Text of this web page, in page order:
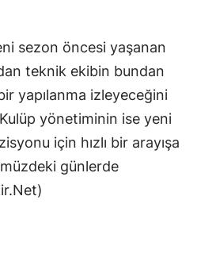
sezon öncesi yaşanan
teknik ekibin bundan
yapılanma izleyeceğini
yönetiminin ise yeni
için hızlı bir arayışa
günlerde